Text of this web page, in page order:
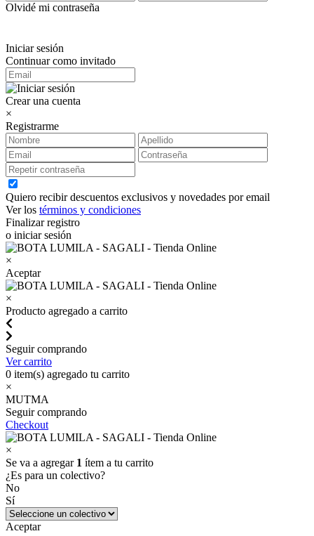
Olvidé mi contraseña
Iniciar sesión
Continuar como invitado
Crear una cuenta
×
Registrarme
Quiero recibir descuentos exclusivos y novedades por email
Ver los términos y condiciones
Finalizar registro
o iniciar sesión
×
Aceptar
×
Producto agregado a carrito
Seguir comprando
Ver carrito
0 item(s) agregado tu carrito
×
MUTMA
Seguir comprando
Checkout
×
Se va a agregar 1 ítem a tu carrito
¿Es para un colectivo?
No
Sí
Aceptar